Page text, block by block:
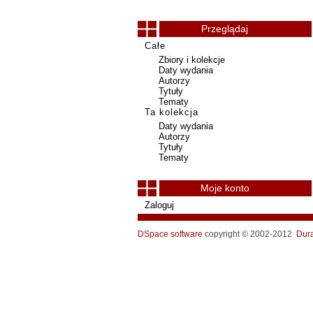
Przeglądaj
Całe
Zbiory i kolekcje
Daty wydania
Autorzy
Tytuły
Tematy
Ta kolekcja
Daty wydania
Autorzy
Tytuły
Tematy
Moje konto
Zaloguj
DSpace software copyright © 2002-2012